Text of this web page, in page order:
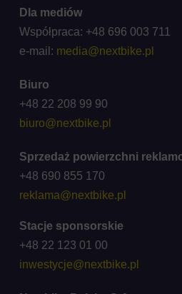
Dla mediów
Współpraca: +48 696 003 711
e-mail: media@nextbike.pl
Biuro
+48 22 208 99 90
biuro@nextbike.pl
Sprzedaż powierzchni
+48 690 855 170
reklama@nextbike.pl
Stacje sponsorskie
+48 22 123 01 00
inwestycje@nextbike.pl